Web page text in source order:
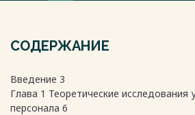
СОДЕРЖАНИЕ
Введение 3
Глава 1 Теоретические исследования
персонала 6